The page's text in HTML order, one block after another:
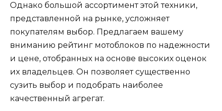
Однако большой ассортимент этой техники,
представленной на рынке, усложняет
покупателям выбор. Предлагаем вашему
вниманию рейтинг мотоблоков по надежности
и цене, отобранных на основе высоких оценок
их владельцев. Он позволяет существенно
сузить выбор и подобрать наиболее
качественный агрегат.